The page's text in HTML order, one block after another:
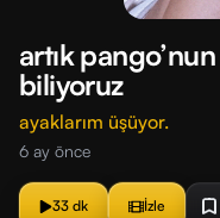
artık
biliyoruz
ayaklarım üşüyor.
6 ay önce
33 dk İzle